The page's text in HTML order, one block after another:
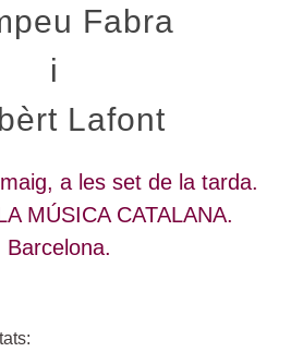
Fabra
i
Lafont
a les set de la tarda.
MÚSICA CATALANA.
Barcelona.